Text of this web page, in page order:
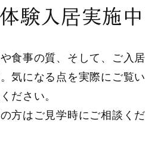
験入居実施中
食事の質、そして、ご入居
気になる点を実際にご覧い
ださい。
方はご見学時にご相談くだ